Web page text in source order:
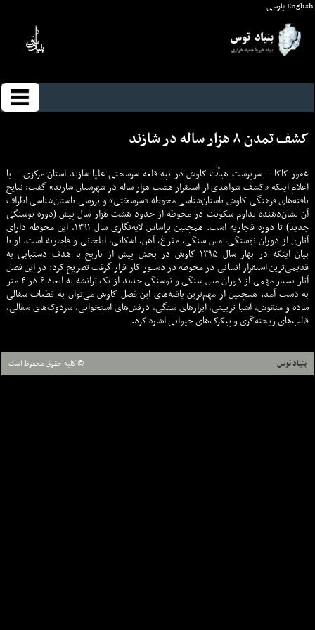
Englishپارسی
کشف تمدن ۸ هزار ساله در شازند
غفور کاکا – سرپرست هیأت کاوش در تپه قلعه سرسختی علیا شازند استان مرکزی – با
اعلام اینکه «کشف شواهدی از استقرار هشت هزار ساله در شهرستان شازند» گفت: نتایج
یافته‌های فرهنگی کاوش باستان‌شناسی محوطه «سرسختی» و بررسی باستان‌شناسی اطراف
آن نشان‌دهنده تداوم سکونت در محوطه از حدود هشت هزار سال پیش (دوره نوسنگی
جدید) تا دوره قاجاریه است. همچنین براساس لایه‌نگاری سال ۱۳۹۱، این محوطه دارای
آثاری از دوران نوسنگی، مس سنگی، مفرغ، آهن، اشکانی، ایلخانی و قاجاریه است. او با
بیان اینکه در بهار سال ۱۳۹۵ کاوش در بخش پیش از تاریخ با هدف دستیابی به
قدیمی‌ترین استقرار انسانی در محوطه در دستور کار قرار گرفت تصریح کرد: در این فصل
آثار بسیار مهمی از دوران مس سنگی و نوسنگی جدید از یک ترانشه به ابعاد ۶ در ۴ متر
به دست آمد. همچنین از مهم‌ترین یافته‌های این فصل کاوش می‌توان به قطعات سفالی
ساده و منقوش، اشیا تزیینی، ابزارهای سنگی، درفش‌های استخوانی، سردوک‌های سفالی،
قالب‌های ریخته‌گری و پیکرک‌های حیوانی اشاره کرد.
بنیاد توس © كليه حقوق محفوظ است